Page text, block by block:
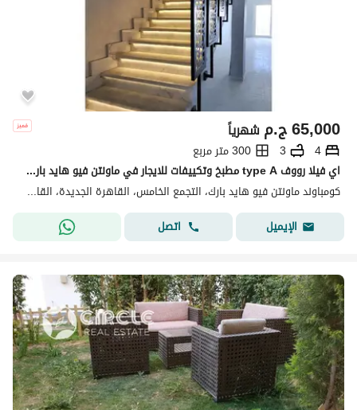
ج.م65,000 شهرياً
4
3
300 متر مربع
اي فيلا رووف type A مطبخ وتكييفات للايجار في ماونتن فيو هايد بارك - القاهره الجديده - mvhp - new cairo
كومباوند ماونتن فيو هايد بارك، التجمع الخامس، القاهرة الجديدة، القاهرة
الإيميل
اتصل